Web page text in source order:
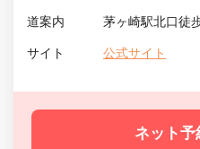
道案内 茅ヶ崎駅北口徒
サイト 公式サイト
ネット予